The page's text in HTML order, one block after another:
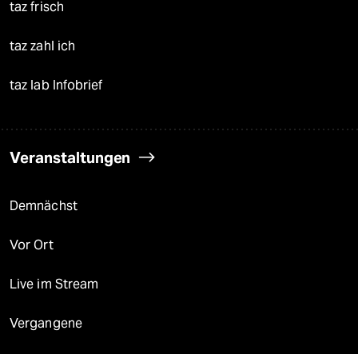
taz frisch
taz zahl ich
taz lab Infobrief
Veranstaltungen
Demnächst
Vor Ort
Live im Stream
Vergangene